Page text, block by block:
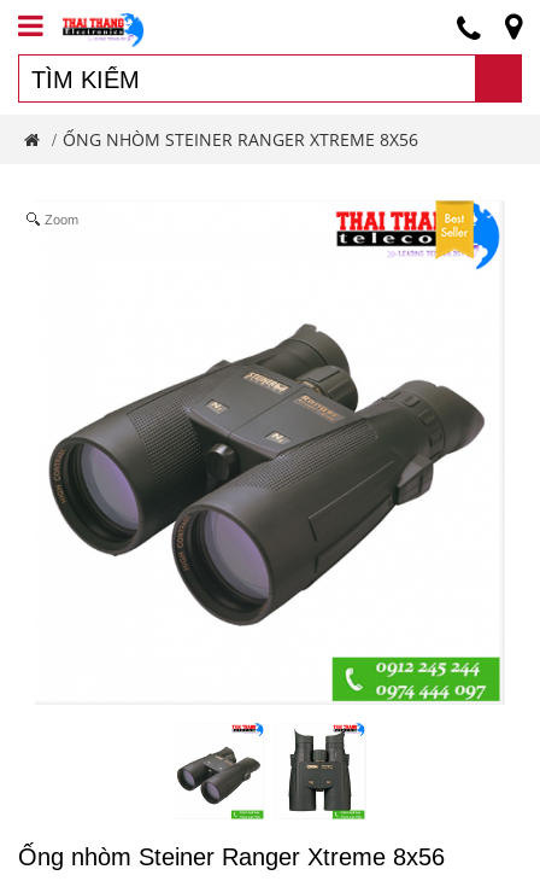
/ ỐNG NHÒM STEINER RANGER XTREME 8X56
Zoom
Ống nhòm Steiner Ranger Xtreme 8x56